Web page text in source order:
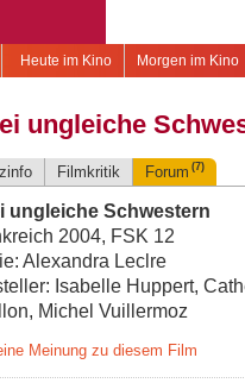
Morgen im Kino
Heute im Kino
ungleiche
Filmkritik Forum (7)
ungleiche Schwestern
2004, FSK 12
Alexandra Leclre
Isabelle Huppert,
Michel Vuillermoz
Meinung zu diesem Film